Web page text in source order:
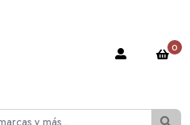
0